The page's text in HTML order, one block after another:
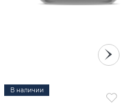
В наличии